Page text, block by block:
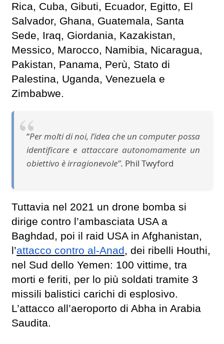
Rica, Cuba, Gibuti, Ecuador, Egitto, El
Salvador, Ghana, Guatemala, Santa
Sede, Iraq, Giordania, Kazakistan,
Messico, Marocco, Namibia, Nicaragua,
Pakistan, Panama, Perù, Stato di
Palestina, Uganda, Venezuela e
Zimbabwe.
“Per molti di noi, l’idea che un computer possa
identificare e attaccare autonomamente un
obiettivo è irragionevole”. Phil Twyford
Tuttavia nel 2021 un drone bomba si
dirige contro l’ambasciata USA a
Baghdad, poi il raid USA in Afghanistan,
l’attacco contro al-Anad, dei ribelli Houthi,
nel Sud dello Yemen: 100 vittime, tra
morti e feriti, per lo più soldati tramite 3
missili balistici carichi di esplosivo.
L’attacco all’aeroporto di Abha in Arabia
Saudita.